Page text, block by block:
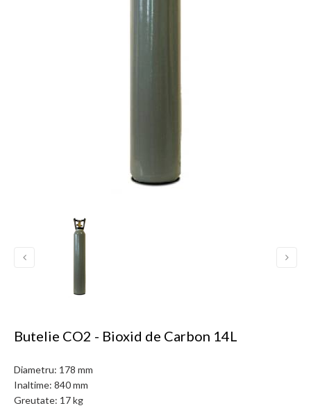
Butelie CO2 - Bioxid de Carbon 14L
Diametru: 178 mm
Inaltime: 840 mm
Greutate: 17 kg